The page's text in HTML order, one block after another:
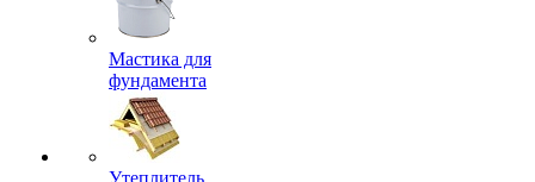
Мастика для
фундамента
Утеплитель